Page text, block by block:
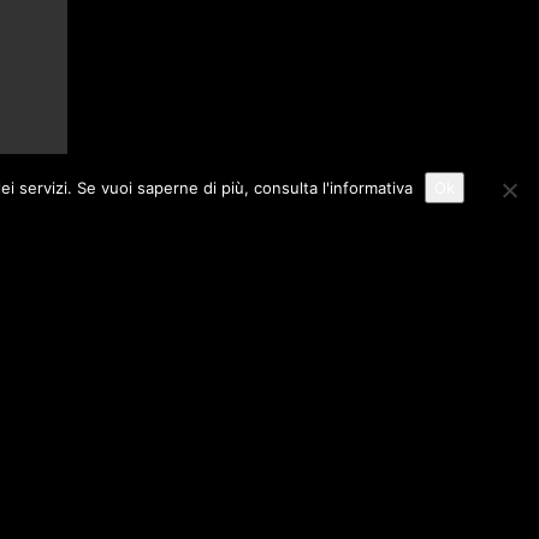
servizi. Se vuoi saperne di più, consulta l'informativa